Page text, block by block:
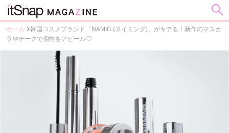
ホーム
韓国コスメブランド「NAMIG.(ネイミング)」がキテる！新作のマスカ
ラやチークで個性をアピール♡